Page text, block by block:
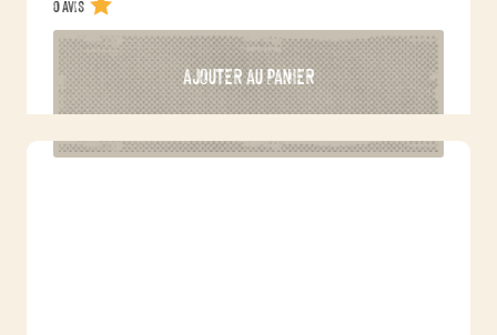
0 avis
AJOUTER AU PANIER